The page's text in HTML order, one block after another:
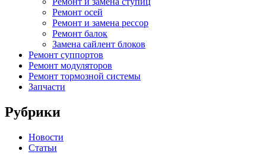
Ремонт осей
Ремонт и замена рессор
Ремонт балок
Замена сайлент блоков
Ремонт суппортов
Ремонт модуляторов
Ремонт тормозной системы
Запчасти
Рубрики
Новости
Статьи